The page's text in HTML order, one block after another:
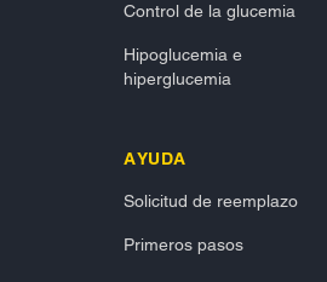
Control de la glucemia
Hipoglucemia e
hiperglucemia
AYUDA
Solicitud de reemplazo
Primeros pasos